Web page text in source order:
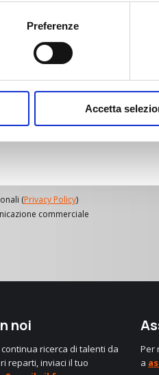
Preferenze
Accetta
(Privacy Policy)
commerciale
noi
ricerca di talenti da
reparti, inviaci il tuo
Per
a